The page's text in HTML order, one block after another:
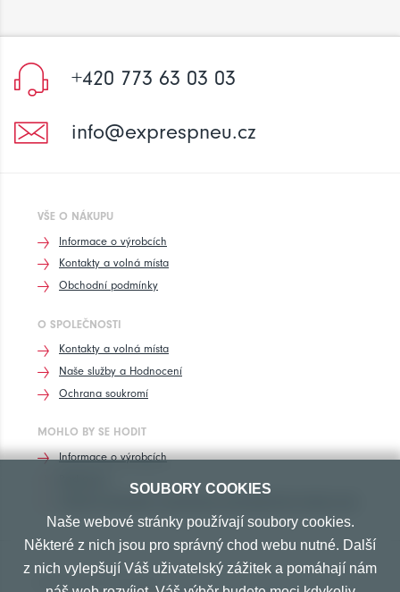
+420 773 63 03 03
info@exprespneu.cz
VŠE O NÁKUPU
Informace o výrobcích
Kontakty a volná místa
Obchodní podmínky
O SPOLEČNOSTI
Kontakty a volná místa
Naše služby a Hodnocení
Ochrana soukromí
MOHLO BY SE HODIT
Informace o výrobcích
PŘIJÍMÁME TYTO PLATBY
SOUBORY COOKIES
Naše webové stránky používají soubory cookies.
Některé z nich jsou pro správný chod webu nutné. Další
z nich vylepšují Váš uživatelský zážitek a pomáhají nám